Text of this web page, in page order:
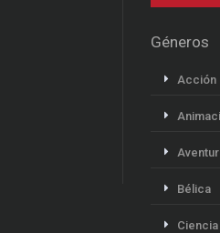
Géneros
Acción
Bélica